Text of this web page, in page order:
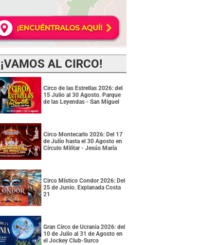
¡VAMOS AL CIRCO!
Circo de las Estrellas 2026: del
15 Julio al 30 Agosto. Parque
de las Leyendas - San Miguel
Circo Montecarlo 2026: Del 17
de Julio hasta el 30 Agosto en
Círculo Militar - Jesús María
Circo Místico Condor 2026: Del
25 de Junio. Explanada Costa
21
Gran Circo de Ucrania 2026: del
10 de Julio al 31 de Agosto en
el Jockey Club-Surco